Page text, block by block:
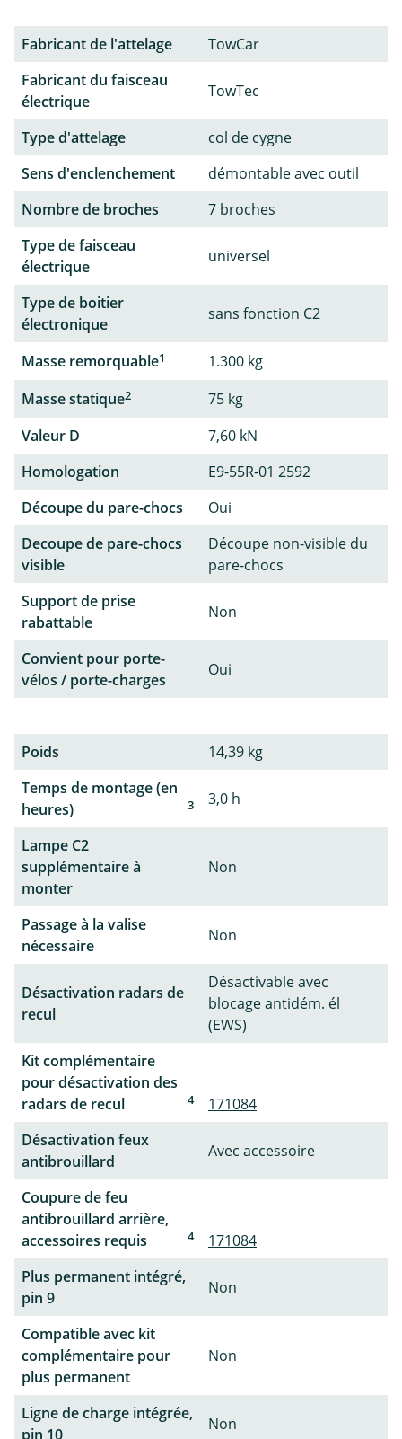
Fabricant de l'attelage
TowCar
Fabricant du faisceau
électrique
TowTec
Type d'attelage
col de cygne
Sens d'enclenchement
démontable avec outil
Nombre de broches
7 broches
Type de faisceau
électrique
universel
Type de boitier
électronique
sans fonction C2
Masse remorquable1
1.300 kg
Masse statique2
75 kg
Valeur D
7,60 kN
Homologation
E9-55R-01 2592
Découpe du pare-chocs
Oui
Decoupe de pare-chocs
visible
Découpe non-visible du
pare-chocs
Support de prise
rabattable
Non
Convient pour porte-
vélos / porte-charges
Oui
Poids
14,39 kg
Temps de montage (en
heures)
3 3,0 h
Lampe C2
supplémentaire à
monter
Non
Passage à la valise
nécessaire
Non
Désactivation radars de
recul
Désactivable avec
blocage antidém. él
(EWS)
Kit complémentaire
pour désactivation des
radars de recul
4
171084
Désactivation feux
antibrouillard
Avec accessoire
Coupure de feu
antibrouillard arrière,
accessoires requis
4
171084
Plus permanent intégré,
pin 9
Non
Compatible avec kit
complémentaire pour
plus permanent
Non
Ligne de charge intégrée,
pin 10
Non